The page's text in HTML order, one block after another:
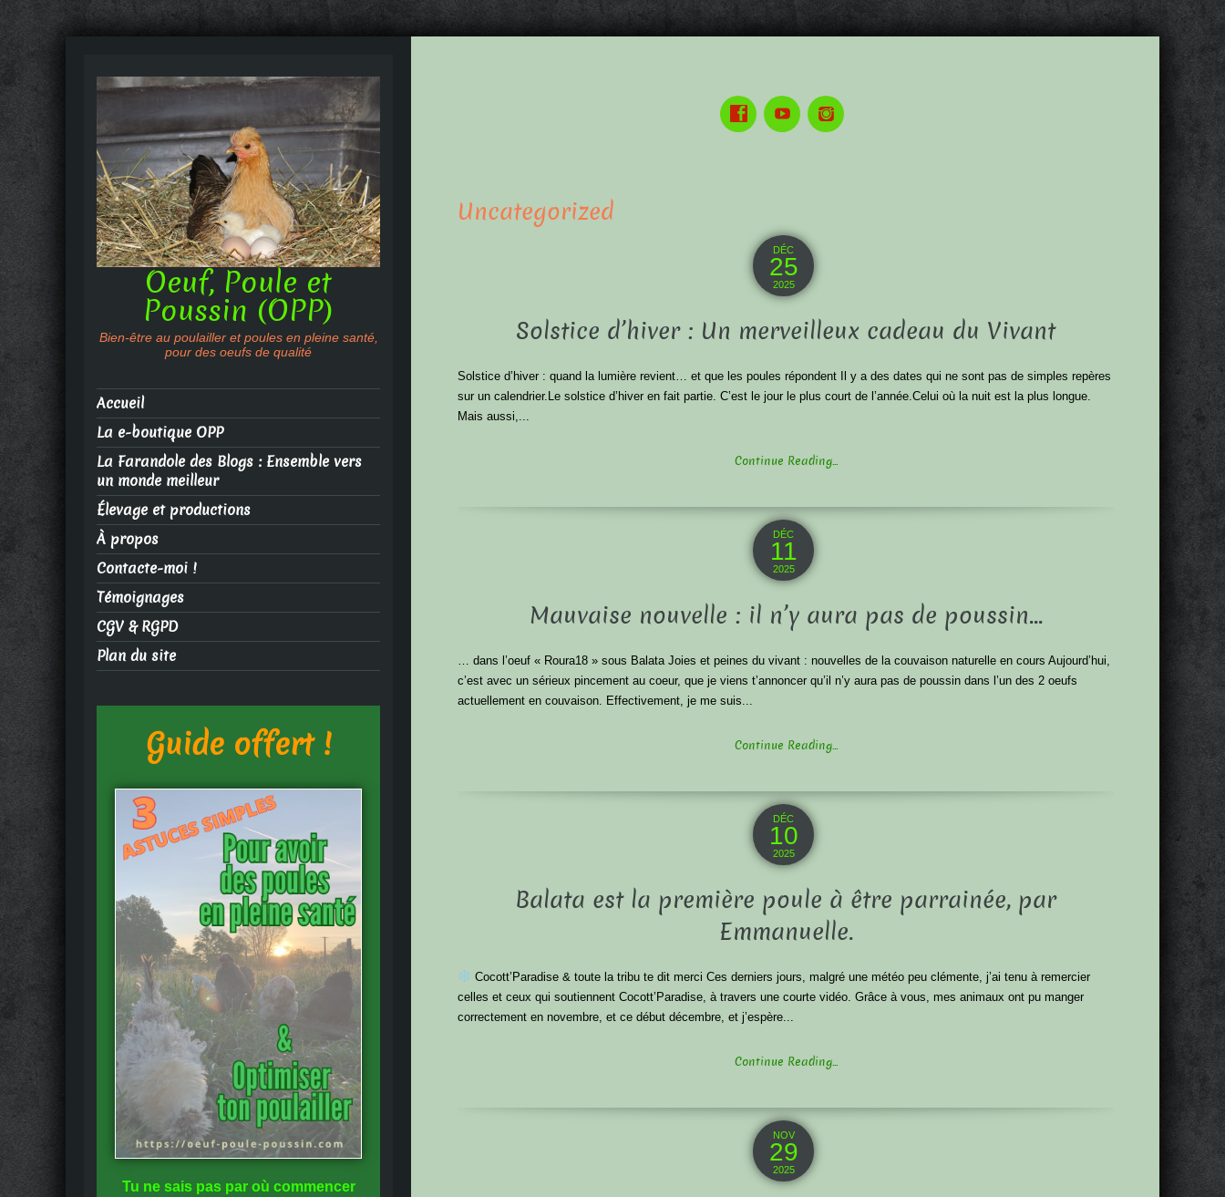
Uncategorized
DÉC
25
2025
Solstice d’hiver : Un merveilleux cadeau du Vivant
Solstice d’hiver : quand la lumière revient… et que les poules répondent Il y a des dates qui ne sont pas de simples repères
sur un calendrier.Le solstice d’hiver en fait partie. C’est le jour le plus court de l’année.Celui où la nuit est la plus longue.
Mais aussi,...
Continue Reading...
DÉC
11
2025
Mauvaise nouvelle : il n’y aura pas de poussin…
… dans l’oeuf « Roura18 » sous Balata Joies et peines du vivant : nouvelles de la couvaison naturelle en cours Aujourd’hui,
c’est avec un sérieux pincement au coeur, que je viens t’annoncer qu’il n’y aura pas de poussin dans l’un des 2 oeufs
actuellement en couvaison. Effectivement, je me suis...
Continue Reading...
DÉC
10
2025
Balata est la première poule à être parrainée, par
Emmanuelle.
Cocott’Paradise & toute la tribu te dit merci Ces derniers jours, malgré une météo peu clémente, j’ai tenu à remercier
celles et ceux qui soutiennent Cocott’Paradise, à travers une courte vidéo. Grâce à vous, mes animaux ont pu manger
correctement en novembre, et ce début décembre, et j’espère...
Continue Reading...
NOV
29
2025
Oeuf, Poule et
Poussin (OPP)
Bien-être au poulailler et poules en pleine santé,
pour des oeufs de qualité
Accueil
La e-boutique OPP
La Farandole des Blogs : Ensemble vers
un monde meilleur
Élevage et productions
À propos
Contacte-moi !
Témoignages
CGV & RGPD
Plan du site
Guide offert !
Tu ne sais pas par où commencer